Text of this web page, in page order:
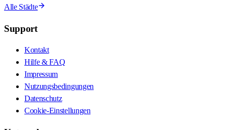
Alle Städte
Support
Kontakt
Hilfe & FAQ
Impressum
Nutzungsbedingungen
Datenschutz
Cookie-Einstellungen